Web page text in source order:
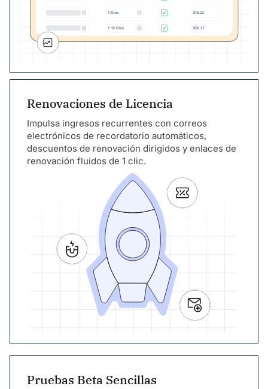
Renovaciones de Licencia
Impulsa ingresos recurrentes con correos
electrónicos de recordatorio automáticos,
descuentos de renovación dirigidos y enlaces de
renovación fluidos de 1 clic.
Pruebas Beta Sencillas